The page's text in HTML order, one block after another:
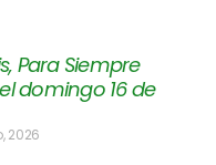
Para Siempre
domingo 16 de
2026